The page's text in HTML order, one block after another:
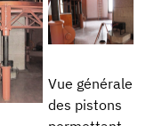
Vue générale
des pistons